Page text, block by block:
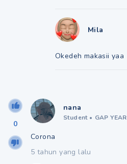
Mila
Okedeh makasii yaa
0
nana
Student • GAP YEAR
Corona
5 tahun yang lalu